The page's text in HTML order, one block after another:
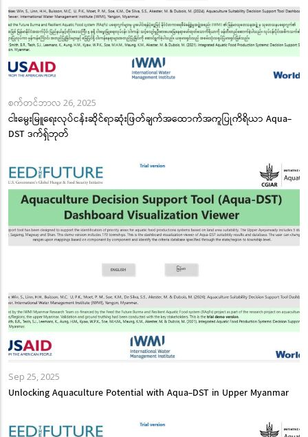
စက်တင်ဘာလ 26, 2025
ငါးမွေးမြူရေးလုပ်ငန်းဆိုင်ရာဆုံးဖြတ်ချက်အထောက်အကူပြုကိရိယာ Aqua-
DST ဒက်ရှ်ဘုတ်
Sep 25, 2025
Unlocking Aquaculture Potential with Aqua-DST in Upper Myanmar